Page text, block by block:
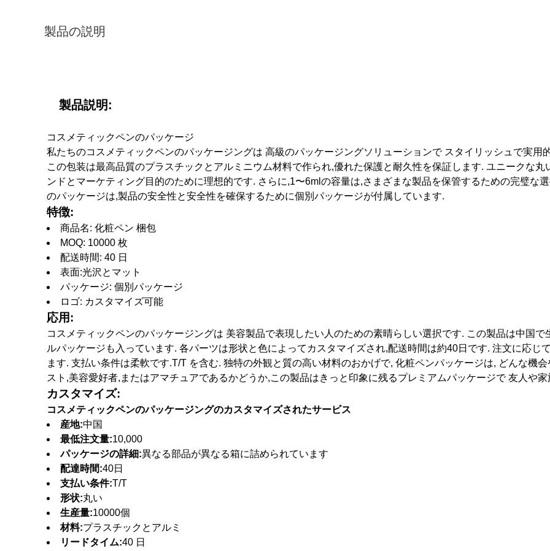
製品の説明
製品説明:
コスメティックペンのパッケージ
私たちのコスメティックペンのパッケージングは 高級のパッケージングソリューションで スタイリッシュで実用
この包装は最高品質のプラスチックとアルミニウム材料で作られ,優れた保護と耐久性を保証します. ユニークな
ンドとマーケティング目的のために理想的です. さらに,1〜6mlの容量は,さまざまな製品を保管するための完璧な
のパッケージは,製品の安全性と安全性を確保するために個別パッケージが付属しています.
特徴:
商品名: 化粧ペン 梱包
MOQ: 10000 枚
配送時間: 40 日
表面:光沢とマット
パッケージ: 個別パッケージ
ロゴ: カスタマイズ可能
応用:
コスメティックペンのパッケージングは 美容製品で表現したい人のための素晴らしい選択です. この製品は中国
ルパッケージも入っています. 各パーツは形状と色によってカスタマイズされ,配送時間は約40日です. 注文に応じ
ます. 支払い条件は柔軟です.T/T を含む. 独特の外観と質の高い材料のおかげで, 化粧ペンパッケージは, どんな機
スト,美容愛好者,またはアマチュアであるかどうか,この製品はきっと印象に残るプレミアムパッケージで 友人や
カスタマイズ:
コスメティックペンのパッケージングのカスタマイズされたサービス
産地:中国
最低注文量:10,000
パッケージの詳細:異なる部品が異なる箱に詰められています
配達時間:40日
支払い条件:T/T
形状:丸い
生産量:10000個
材料:プラスチックとアルミ
リードタイム:40 日